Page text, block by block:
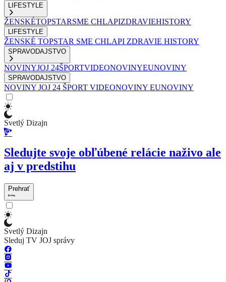
LIFESTYLE
ŽENSKÉTOPSTARSME CHLAPIZDRAVIEHISTORY
LIFESTYLE
ŽENSKÉ TOPSTAR SME CHLAPI ZDRAVIE HISTORY
SPRAVODAJSTVO
NOVINYJOJ 24ŠPORTVIDEONOVINYEUNOVINY
SPRAVODAJSTVO
NOVINY JOJ 24 ŠPORT VIDEONOVINY EUNOVINY
Svetlý Dizajn
Sledujte svoje obľúbené relácie naživo ale
aj v predstihu
Prehrať
Svetlý Dizajn
Sleduj TV JOJ správy